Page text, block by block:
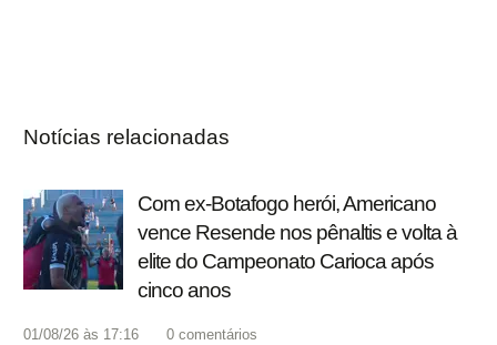
Notícias relacionadas
Com ex-Botafogo herói, Americano
vence Resende nos pênaltis e volta à
elite do Campeonato Carioca após
cinco anos
01/08/26 às 17:16 0 comentários